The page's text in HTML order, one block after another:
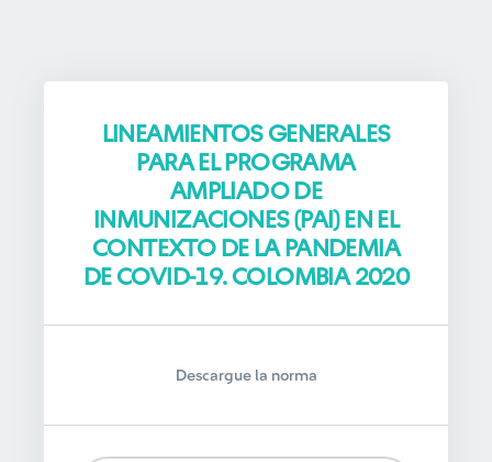
LINEAMIENTOS GENERALES
PARA EL PROGRAMA
AMPLIADO DE
INMUNIZACIONES (PAI) EN EL
CONTEXTO DE LA PANDEMIA
DE COVID-19. COLOMBIA 2020
Descargue la norma